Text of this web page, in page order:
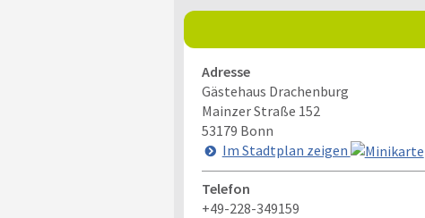
Adresse
Gästehaus Drachenburg
Mainzer Straße 152
53179 Bonn
Im Stadtplan zeigen
Telefon
+49-228-349159